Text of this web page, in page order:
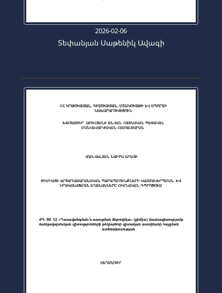
2026-02-06
Տեփանյան Սաթենիկ Ավագի